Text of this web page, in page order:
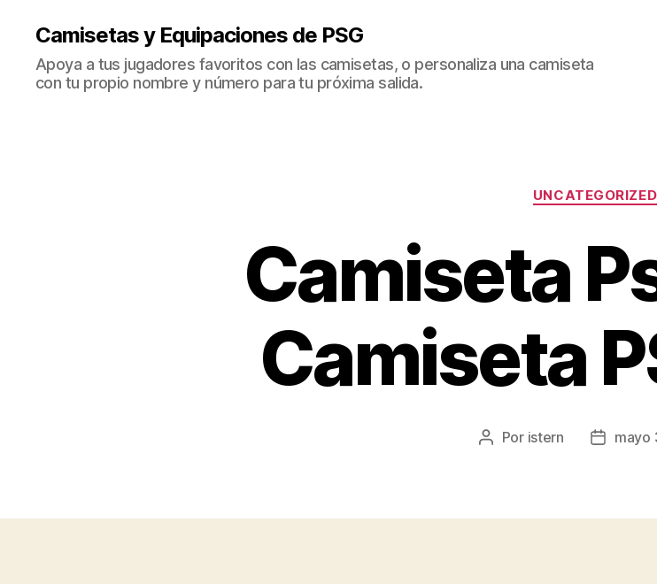
Camisetas y Equipaciones de PSG
Apoya a tus jugadores favoritos con las camisetas, o personaliza una camiseta
con tu propio nombre y número para tu próxima salida.
UNCATEGORIZED
Camiseta
Camiseta
Autor
Por istern
Fecha
mayo